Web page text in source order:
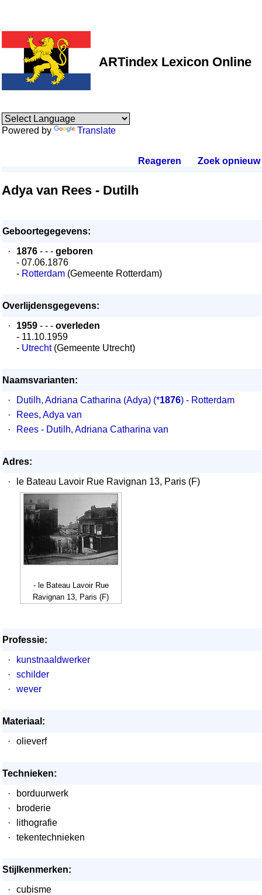
ARTindex Lexicon Online
Powered by Translate
Reageren Zoek opnieuw.
Adya van Rees - Dutilh
Geboortegegevens:
·
1876 - - - geboren
- 07.06.1876
- Rotterdam (Gemeente Rotterdam)
Overlijdensgegevens:
·
1959 - - - overleden
- 11.10.1959
- Utrecht(Gemeente Utrecht)
Naamsvarianten:
·
Dutilh, Adriana Catharina (Adya) (*1876) - Rotterdam
·
Rees, Adya van
·
Rees - Dutilh, Adriana Catharina van
Adres:
·
le Bateau Lavoir Rue Ravignan 13, Paris (F)
- le Bateau Lavoir Rue
Ravignan 13, Paris (F)
Professie:
·
kunstnaaldwerker
·
schilder
·
wever
Materiaal:
·
olieverf
Technieken:
·
borduurwerk
·
broderie
·
lithografie
·
tekentechnieken
Stijlkenmerken:
·
cubisme